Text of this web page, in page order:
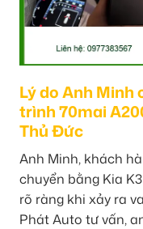
Lý do Anh Minh
trình 70mai
Thủ Đức
Anh Minh, khách
chuyển bằng Kia
rõ ràng khi xảy ra
Phát Auto tư vấn,